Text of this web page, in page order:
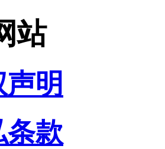
站
明
条款